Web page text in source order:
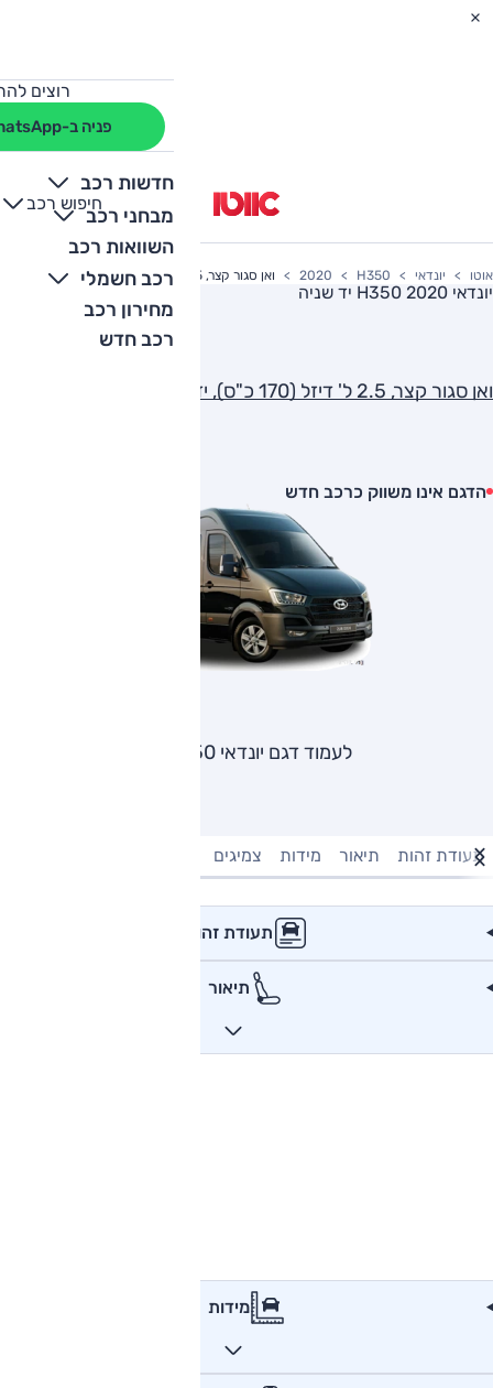
רוצים
פניה ב-WhatsApp
חדשות רכב
מבחני רכב
השוואות רכב
רכב חשמלי
מחירון רכב
רכב חדש
חיפוש רכב
+
-
אוטו יונדאי H350
2020 ואן סגור קצר, 2.5 ל' דיזל (170 כ"ס), ידני, Access
יונדאי H350 2020 יד שניה
ואן סגור קצר, 2.5 ל' דיזל (170 כ"ס), ידני, Access
הדגם אינו משווק כרכב חדש
לעמוד דגם יונדאי H350
תעודת זהות תיאור מידות צמיגים
תעודת זהות
תיאור
מידות